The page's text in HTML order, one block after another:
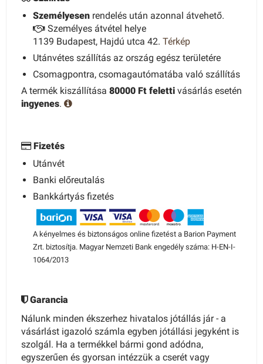
Személyesen rendelés után azonnal átvehető.
Személyes átvétel helye
1139 Budapest, Hajdú utca 42. Térkép
Utánvétes szállítás az ország egész területére
Csomagpontra, csomagautómatába való szállítás
A termék kiszállítása 80000 Ft feletti vásárlás esetén
ingyenes.
Fizetés
Utánvét
Banki előreutalás
Bankkártyás fizetés
A kényelmes és biztonságos online fizetést a Barion Payment
Zrt. biztosítja. Magyar Nemzeti Bank engedély száma: H-EN-I-
1064/2013
Garancia
Nálunk minden ékszerhez hivatalos jótállás jár - a
vásárlást igazoló számla egyben jótállási jegyként is
szolgál. Ha a termékkel bármi gond adódna,
egyszerűen és gyorsan intézzük a cserét vagy